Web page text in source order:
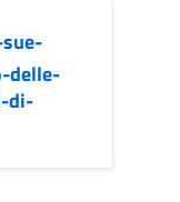
delle-
di-